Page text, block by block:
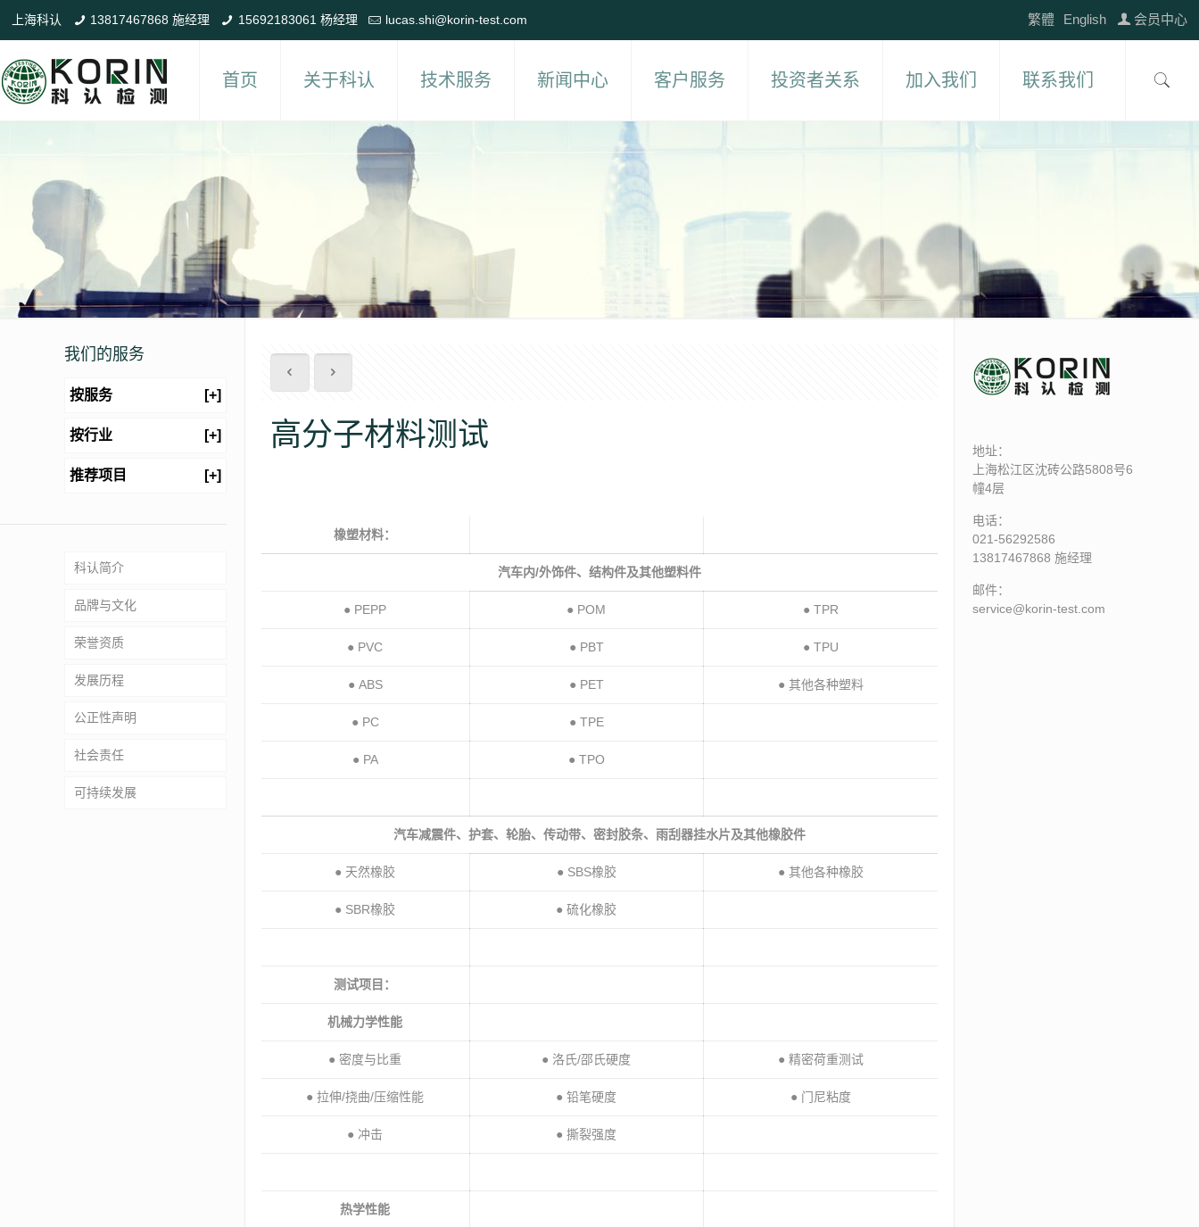
上海科认 13817467868 施经理 15692183061 杨经理 lucas.shi@korin-test.com 繁體 English 会员中心
首页 关于科认 技术服务 新闻中心 客户服务 投资者关系 加入我们 联系我们
高分子材料测试
橡塑材料：
汽车内/外饰件、结构件及其他塑料件
● PEPP ● POM ● TPR
● PVC ● PBT ● TPU
● ABS ● PET ● 其他各种塑料
● PC ● TPE
● PA ● TPO
汽车减震件、护套、轮胎、传动带、密封胶条、雨刮器挂水片及其他橡胶件
● 天然橡胶 ● SBS橡胶 ● 其他各种橡胶
● SBR橡胶 ● 硫化橡胶
测试项目：
机械力学性能
● 密度与比重 ● 洛氏/邵氏硬度 ● 精密荷重测试
● 拉伸/挠曲/压缩性能 ● 铅笔硬度 ● 门尼粘度
● 冲击 ● 撕裂强度
热学性能
我们的服务
按服务 [+]
按行业 [+]
推荐项目 [+]
科认简介
品牌与文化
荣誉资质
发展历程
公正性声明
社会责任
可持续发展
地址：
上海松江区沈砖公路5808号6
幢4层
电话：
021-56292586
13817467868 施经理
邮件：
service@korin-test.com